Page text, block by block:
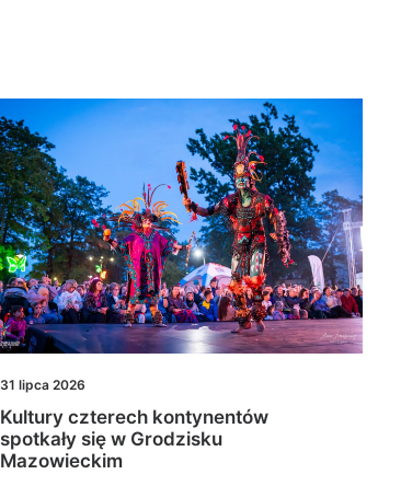
31 lipca 2026
Kultury czterech kontynentów
spotkały się w Grodzisku
Mazowieckim